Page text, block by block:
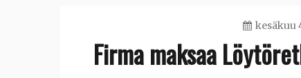
kesäkuu
Firma maksaa